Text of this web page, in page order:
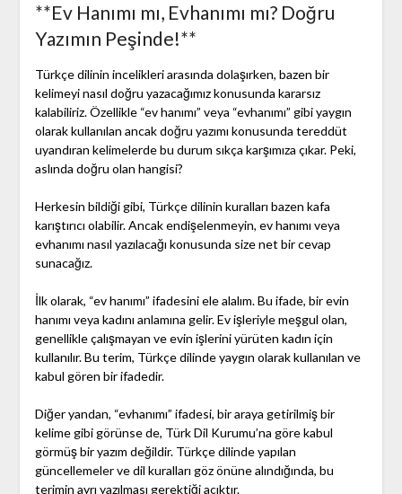
**Ev Hanımı mı, Evhanımı mı? Doğru
Yazımın Peşinde!**
Türkçe dilinin incelikleri arasında dolaşırken, bazen bir
kelimeyi nasıl doğru yazacağımız konusunda kararsız
kalabiliriz. Özellikle “ev hanımı” veya “evhanımı” gibi yaygın
olarak kullanılan ancak doğru yazımı konusunda tereddüt
uyandıran kelimelerde bu durum sıkça karşımıza çıkar. Peki,
aslında doğru olan hangisi?
Herkesin bildiği gibi, Türkçe dilinin kuralları bazen kafa
karıştırıcı olabilir. Ancak endişelenmeyin, ev hanımı veya
evhanımı nasıl yazılacağı konusunda size net bir cevap
sunacağız.
İlk olarak, “ev hanımı” ifadesini ele alalım. Bu ifade, bir evin
hanımı veya kadını anlamına gelir. Ev işleriyle meşgul olan,
genellikle çalışmayan ve evin işlerini yürüten kadın için
kullanılır. Bu terim, Türkçe dilinde yaygın olarak kullanılan ve
kabul gören bir ifadedir.
Diğer yandan, “evhanımı” ifadesi, bir araya getirilmiş bir
kelime gibi görünse de, Türk Dil Kurumu’na göre kabul
görmüş bir yazım değildir. Türkçe dilinde yapılan
güncellemeler ve dil kuralları göz önüne alındığında, bu
terimin ayrı yazılması gerektiği açıktır.